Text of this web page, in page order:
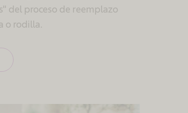
del proceso de reemplazo
o rodilla.